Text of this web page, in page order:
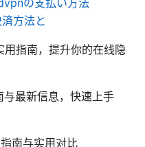
方法と
指南，提升你的在线隐
最新信息，快速上手
南与实用对比